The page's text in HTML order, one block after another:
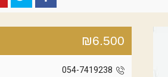
₪6.500
054-7419238